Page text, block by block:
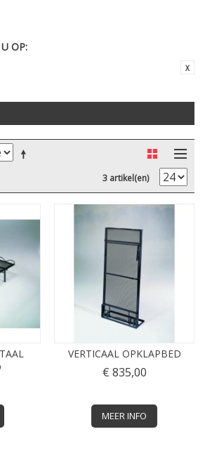
OP:
3 artikel(en)
VERTICAAL OPKLAPBED
€ 835,00
MEER INFO